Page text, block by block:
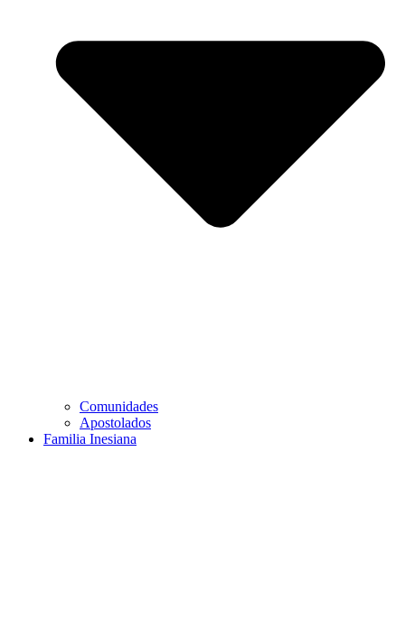
Comunidades
Apostolados
Familia Inesiana